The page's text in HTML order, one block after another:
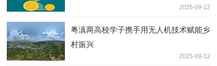
2025-09-12
粤滇两高校学子携手用无人机技术赋能乡
村振兴
2025-09-12